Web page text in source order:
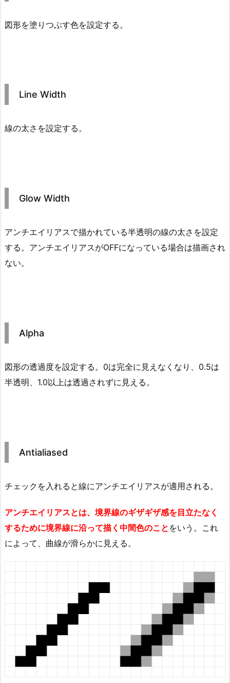
図形を塗りつぶす色を設定する。
Line Width
線の太さを設定する。
Glow Width
アンチエイリアスで描かれている半透明の線の太さを設定
する。アンチエイリアスがOFFになっている場合は描画され
ない。
Alpha
図形の透過度を設定する。0は完全に見えなくなり、0.5は
半透明、1.0以上は透過されずに見える。
Antialiased
チェックを入れると線にアンチエイリアスが適用される。
アンチエイリアスとは、境界線のギザギザ感を目立たなく
するために境界線に沿って描く中間色のこと をいう。これ
によって、曲線が滑らかに見える。